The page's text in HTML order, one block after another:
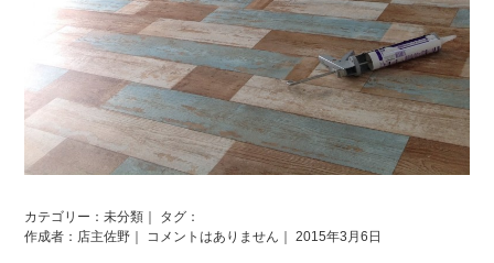
カテゴリー： 未分類 ｜ タグ：
作成者：店主佐野｜ コメントはありません ｜ 2015年3月6日